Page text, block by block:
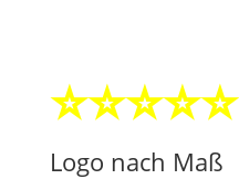
⭐⭐⭐⭐⭐
Logo nach Maß